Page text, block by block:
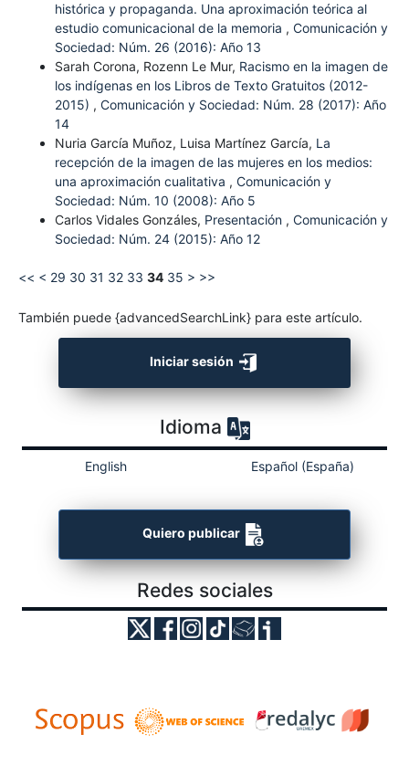
histórica y propaganda. Una aproximación teórica al
estudio comunicacional de la memoria , Comunicación y
Sociedad: Núm. 26 (2016): Año 13
Sarah Corona, Rozenn Le Mur, Racismo en la imagen de
los indígenas en los Libros de Texto Gratuitos (2012-
2015) , Comunicación y Sociedad: Núm. 28 (2017): Año
14
Nuria García Muñoz, Luisa Martínez García, La
recepción de la imagen de las mujeres en los medios:
una aproximación cualitativa , Comunicación y
Sociedad: Núm. 10 (2008): Año 5
Carlos Vidales Gonzáles, Presentación , Comunicación y
Sociedad: Núm. 24 (2015): Año 12
<< < 29 30 31 32 33 34 35 > >>
También puede {advancedSearchLink} para este artículo.
Iniciar sesión
Idioma
English Español (España)
Quiero publicar
Redes sociales